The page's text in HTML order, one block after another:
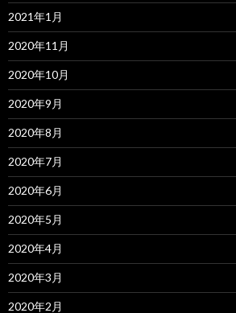
2021年1月
2020年11月
2020年10月
2020年9月
2020年8月
2020年7月
2020年6月
2020年5月
2020年4月
2020年3月
2020年2月